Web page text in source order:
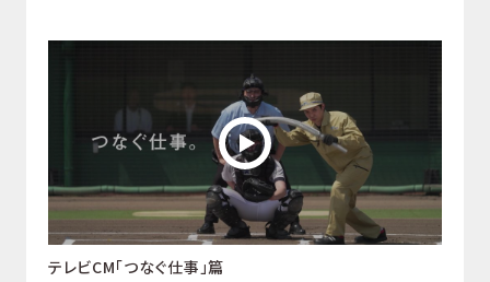
テレビCM「つなぐ仕事」篇